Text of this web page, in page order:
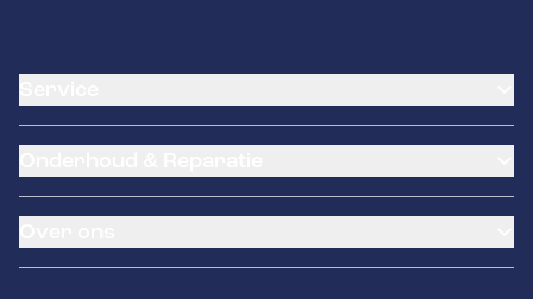
Banden service
Pechhulp
Schade en reparatie